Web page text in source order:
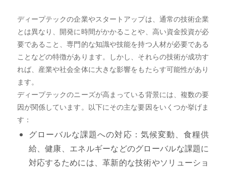
ディープテックの企業やスタートアップは、通常の技術企業
とは異なり、開発に時間がかかることや、高い資金投資が必
要であること、専門的な知識や技能を持つ人材が必要である
ことなどの特徴があります。しかし、それらの技術が成功す
れば、産業や社会全体に大きな影響をもたらす可能性があり
ます。
ディープテックのニーズが高まっている背景には、複数の要
因が関係しています。以下にその主な要因をいくつか挙げま
す：
グローバルな課題への対応：気候変動、食糧供
給、健康、エネルギーなどのグローバルな課題に
対応するためには、革新的な技術やソリューショ